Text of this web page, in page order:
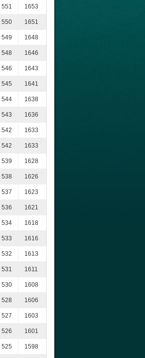
551 1653
550 1651
549 1648
548 1646
546 1643
545 1641
544 1638
543 1636
542 1633
542 1633
539 1628
538 1626
537 1623
536 1621
534 1618
533 1616
532 1613
531 1611
530 1608
528 1606
527 1603
526 1601
525 1598